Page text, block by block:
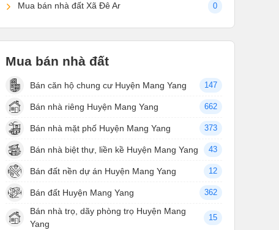
Mua bán nhà đất Xã Đê Ar 0
Mua bán nhà đất
Bán căn hộ chung cư Huyện Mang Yang 147
Bán nhà riêng Huyện Mang Yang 662
Bán nhà mặt phố Huyện Mang Yang 373
Bán nhà biệt thự, liền kề Huyện Mang Yang 43
Bán đất nền dự án Huyện Mang Yang 12
Bán đất Huyện Mang Yang 362
Bán nhà trọ, dãy phòng trọ Huyện Mang
Yang
15